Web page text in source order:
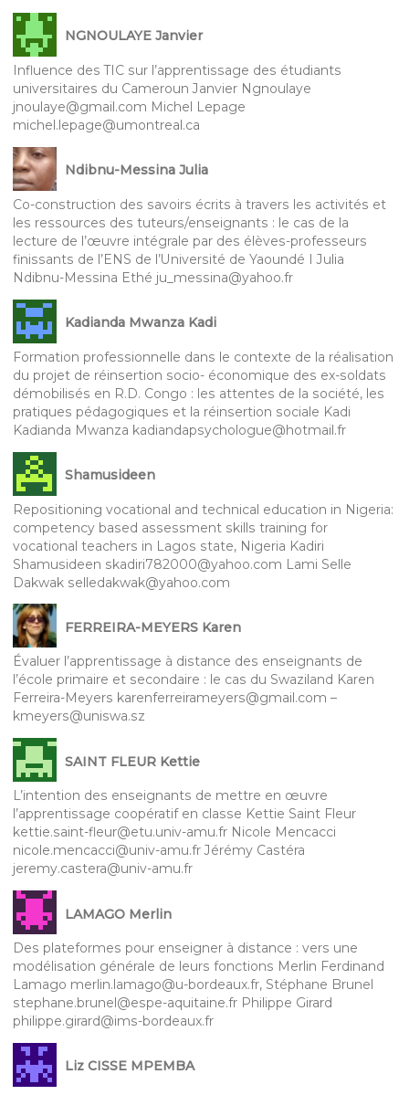
NGNOULAYE Janvier
Influence des TIC sur l’apprentissage des étudiants
universitaires du Cameroun Janvier Ngnoulaye
jnoulaye@gmail.com Michel Lepage
michel.lepage@umontreal.ca
Ndibnu-Messina Julia
Co-construction des savoirs écrits à travers les activités et
les ressources des tuteurs/enseignants : le cas de la
lecture de l’œuvre intégrale par des élèves-professeurs
finissants de l’ENS de l’Université de Yaoundé I Julia
Ndibnu-Messina Ethé ju_messina@yahoo.fr
Kadianda Mwanza Kadi
Formation professionnelle dans le contexte de la réalisation
du projet de réinsertion socio- économique des ex-soldats
démobilisés en R.D. Congo : les attentes de la société, les
pratiques pédagogiques et la réinsertion sociale Kadi
Kadianda Mwanza kadiandapsychologue@hotmail.fr
Shamusideen
Repositioning vocational and technical education in Nigeria:
competency based assessment skills training for
vocational teachers in Lagos state, Nigeria Kadiri
Shamusideen skadiri782000@yahoo.com Lami Selle
Dakwak selledakwak@yahoo.com
FERREIRA-MEYERS Karen
Évaluer l’apprentissage à distance des enseignants de
l’école primaire et secondaire : le cas du Swaziland Karen
Ferreira-Meyers karenferreirameyers@gmail.com –
kmeyers@uniswa.sz
SAINT FLEUR Kettie
L’intention des enseignants de mettre en œuvre
l’apprentissage coopératif en classe Kettie Saint Fleur
kettie.saint-fleur@etu.univ-amu.fr Nicole Mencacci
nicole.mencacci@univ-amu.fr Jérémy Castéra
jeremy.castera@univ-amu.fr
LAMAGO Merlin
Des plateformes pour enseigner à distance : vers une
modélisation générale de leurs fonctions Merlin Ferdinand
Lamago merlin.lamago@u-bordeaux.fr, Stéphane Brunel
stephane.brunel@espe-aquitaine.fr Philippe Girard
philippe.girard@ims-bordeaux.fr
Liz CISSE MPEMBA